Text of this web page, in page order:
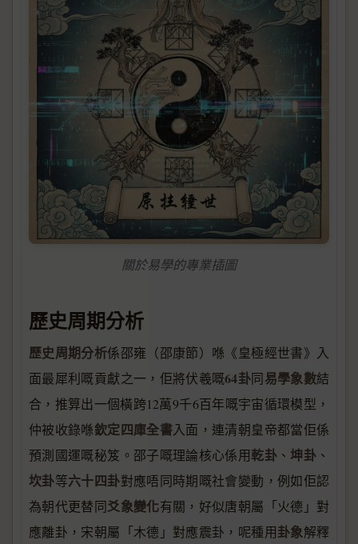
關於易學的專業插圖
歷史周期分析
歷史周期分析係邵雍（邵康節）喺《皇極經世書》入
面最犀利嘅貢獻之一，佢將伏羲嘅64卦同易學象數結
合，推算出一個橫跨12萬9千6百年嘅宇宙循環模型，
仲被收錄喺欽定四庫全書入面，連清朝皇帝都當佢係
預測國運嘅秘笈。邵子嘅理論核心係用乾卦、坤卦 、
坎卦等六十四卦對應唔同時期嘅社會變動，例如佢認
為朝代更替同爻象變化有關，好似唐朝屬「火德」對
應離卦，宋朝屬「木德」對應震卦，呢種用卦象解釋